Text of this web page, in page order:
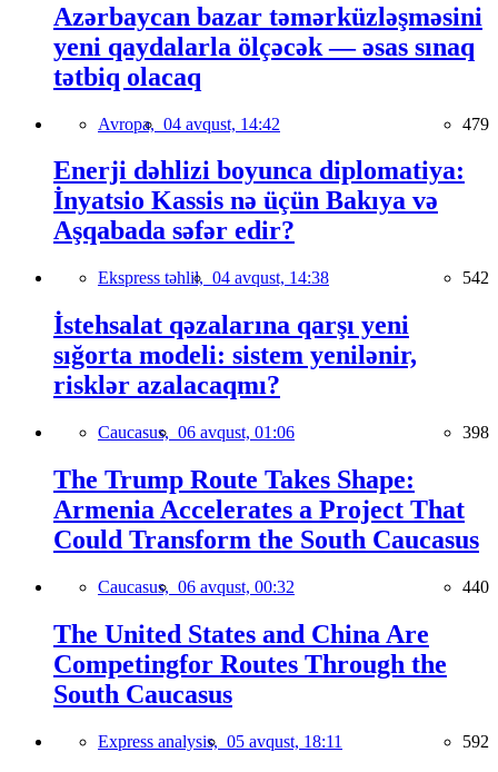
Azərbaycan bazar təmərküzləşməsini
yeni qaydalarla ölçəcək — əsas sınaq
tətbiq olacaq
Avropa, 04 avqust, 14:42 479
Enerji dəhlizi boyunca diplomatiya:
İnyatsio Kassis nə üçün Bakıya və
Aşqabada səfər edir?
Ekspress təhlil, 04 avqust, 14:38 542
İstehsalat qəzalarına qarşı yeni
sığorta modeli: sistem yenilənir,
risklər azalacaqmı?
Caucasus, 06 avqust, 01:06 398
The Trump Route Takes Shape:
Armenia Accelerates a Project That
Could Transform the South Caucasus
Caucasus, 06 avqust, 00:32 440
The United States and China Are
Competingfor Routes Through the
South Caucasus
Express analysis, 05 avqust, 18:11 592